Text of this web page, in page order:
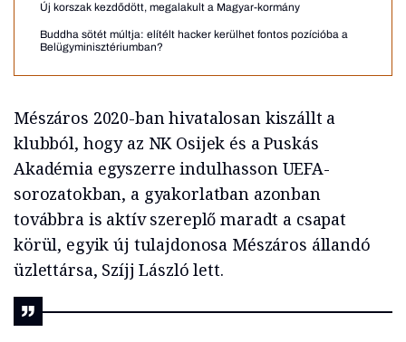
Új korszak kezdődött, megalakult a Magyar-kormány
Buddha sötét múltja: elítélt hacker kerülhet fontos pozícióba a
Belügyminisztériumban?
Mészáros 2020-ban hivatalosan kiszállt a
klubból, hogy az NK Osijek és a Puskás
Akadémia egyszerre indulhasson UEFA-
sorozatokban, a gyakorlatban azonban
továbbra is aktív szereplő maradt a csapat
körül, egyik új tulajdonosa Mészáros állandó
üzlettársa, Szíjj László lett.